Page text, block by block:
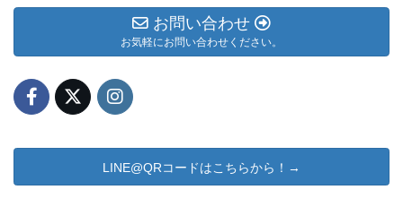
お問い合わせ
お気軽にお問い合わせください。
LINE@QRコードはこちらから！→